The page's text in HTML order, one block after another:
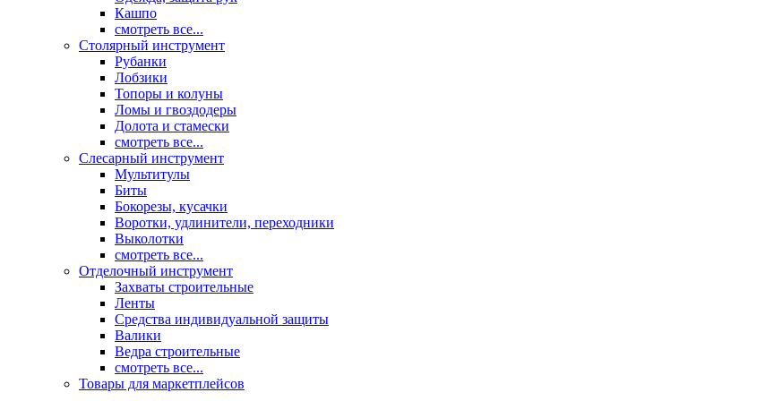
Кашпо
смотреть все...
Столярный инструмент
Рубанки
Лобзики
Топоры и колуны
Ломы и гвоздодеры
Долота и стамески
смотреть все...
Слесарный инструмент
Мультитулы
Биты
Бокорезы, кусачки
Воротки, удлинители, переходники
Выколотки
смотреть все...
Отделочный инструмент
Захваты строительные
Ленты
Средства индивидуальной защиты
Валики
Ведра строительные
смотреть все...
Товары для маркетплейсов